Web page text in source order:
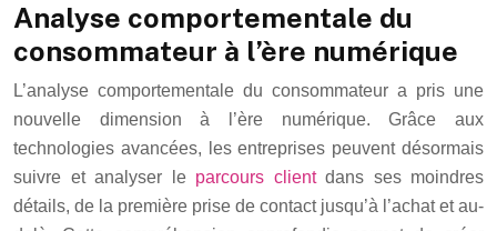
Analyse comportementale du
consommateur à l’ère numérique
L’analyse comportementale du consommateur a pris une
nouvelle dimension à l’ère numérique. Grâce aux
technologies avancées, les entreprises peuvent désormais
suivre et analyser le parcours clientdans ses moindres
détails, de la première prise de contact jusqu’à l’achat et au-